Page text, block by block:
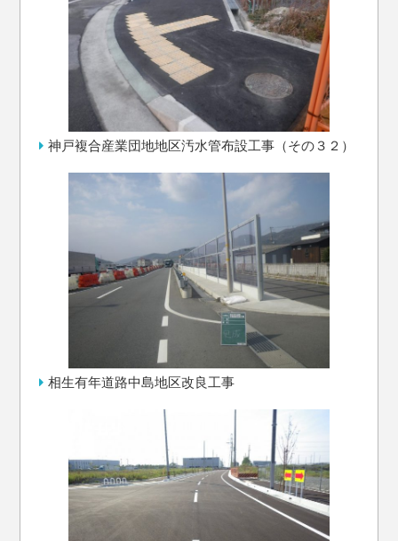
神戸複合産業団地地区汚水管布設工事（その３２）
相生有年道路中島地区改良工事